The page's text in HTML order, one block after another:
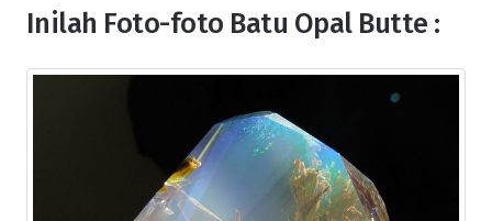
Inilah Foto-foto Batu Opal Butte :